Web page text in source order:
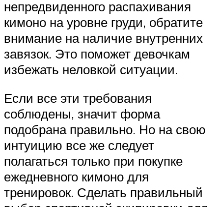
непредвиденного распахивания
кимоно на уровне груди, обратите
внимание на наличие внутренних
завязок. Это поможет девочкам
избежать неловкой ситуации.
Если все эти требования
соблюдены, значит форма
подобрана правильно. Но на свою
интуицию все же следует
полагаться только при покупке
ежедневного кимоно для
тренировок. Сделать правильный